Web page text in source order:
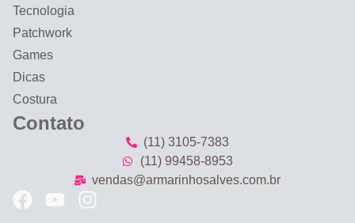
Tecnologia
Patchwork
Games
Dicas
Costura
Contato
(11) 3105-7383
(11) 99458-8953
vendas@armarinhosalves.com.br